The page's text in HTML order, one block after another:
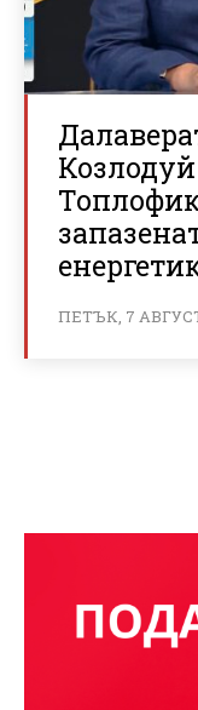
ПЕТЪК, 7